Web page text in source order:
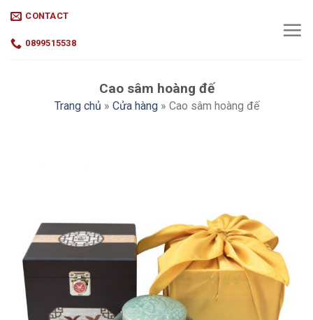
content
CONTACT
0899515538
Cao sâm hoàng đế
Trang chủ » Cửa hàng» Cao sâm hoàng đế